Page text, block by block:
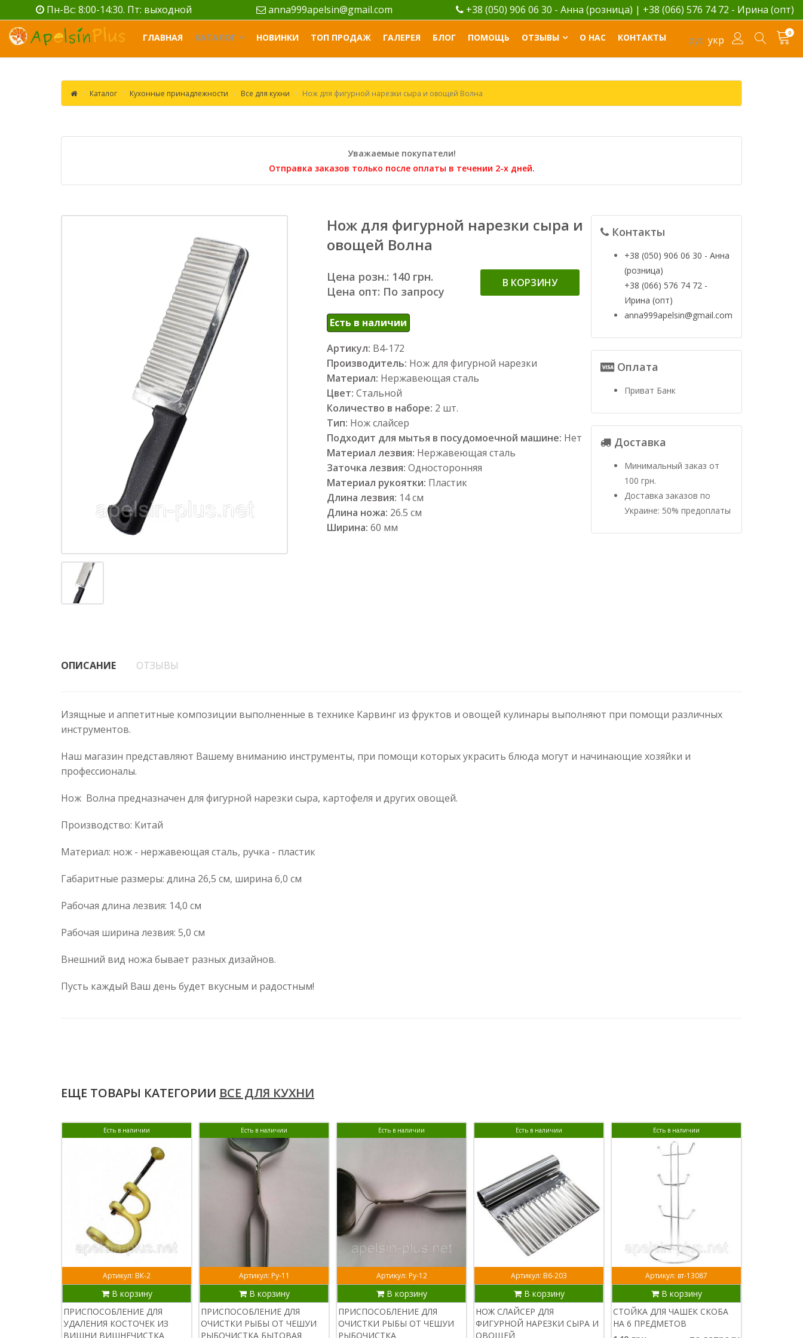
Пн-Вс: 8:00-14:30. Пт: выходной anna999apelsin@gmail.com +38 (050) 906 06 30 - Анна (розница) | +38 (066) 576 74 72 - Ирина (опт)
рус укр
0
ГЛАВНАЯ КАТАЛОГ НОВИНКИ ТОП ПРОДАЖ ГАЛЕРЕЯ БЛОГ ПОМОЩЬ ОТЗЫВЫ О НАС КОНТАКТЫ
Каталог Кухонные принадлежности Все для кухни Нож для фигурной нарезки сыра и овощей Волна
Уважаемые покупатели!
Отправка заказов только после оплаты в течении 2-х дней.
Нож для фигурной нарезки сыра и
овощей Волна
Цена розн.: 140 грн.
Цена опт: По запросу
В КОРЗИНУ
Есть в наличии
Артикул: В4-172
Производитель: Нож для фигурной нарезки
Материал: Нержавеющая сталь
Цвет: Стальной
Количество в наборе: 2 шт.
Тип: Нож слайсер
Подходит для мытья в посудомоечной машине: Нет
Материал лезвия: Нержавеющая сталь
Заточка лезвия: Односторонняя
Материал рукоятки: Пластик
Длина лезвия: 14 см
Длина ножа: 26.5 см
Ширина: 60 мм
Контакты
+38 (050) 906 06 30 - Анна
(розница)
+38 (066) 576 74 72 -
Ирина (опт)
anna999apelsin@gmail.com
Оплата
Приват Банк
Доставка
Минимальный заказ от
100 грн.
Доставка заказов по
Украине: 50% предоплаты
ОПИСАНИЕ ОТЗЫВЫ
Изящные и аппетитные композиции выполненные в технике Карвинг из фруктов и овощей кулинары выполняют при помощи различных
инструментов.
Наш магазин представляют Вашему вниманию инструменты, при помощи которых украсить блюда могут и начинающие хозяйки и
профессионалы.
Нож Волна предназначен для фигурной нарезки сыра, картофеля и других овощей.
Производство: Китай
Материал: нож - нержавеющая сталь, ручка - пластик
Габаритные размеры: длина 26,5 см, ширина 6,0 см
Рабочая длина лезвия: 14,0 см
Рабочая ширина лезвия: 5,0 см
Внешний вид ножа бывает разных дизайнов.
Пусть каждый Ваш день будет вкусным и радостным!
ЕЩЕ ТОВАРЫ КАТЕГОРИИ ВСЕ ДЛЯ КУХНИ
Есть в наличии
Артикул: ВК-2
В корзину
ПРИСПОСОБЛЕНИЕ ДЛЯ
УДАЛЕНИЯ КОСТОЧЕК ИЗ
ВИШНИ ВИШНЕЧИСТКА
Есть в наличии
Артикул: Ру-11
В корзину
ПРИСПОСОБЛЕНИЕ ДЛЯ
ОЧИСТКИ РЫБЫ ОТ ЧЕШУИ
РЫБОЧИСТКА БЫТОВАЯ
Есть в наличии
Артикул: Ру-12
В корзину
ПРИСПОСОБЛЕНИЕ ДЛЯ
ОЧИСТКИ РЫБЫ ОТ ЧЕШУИ
РЫБОЧИСТКА
Есть в наличии
Артикул: В6-203
В корзину
НОЖ СЛАЙСЕР ДЛЯ
ФИГУРНОЙ НАРЕЗКИ СЫРА И
ОВОЩЕЙ
Есть в наличии
Артикул: вт-13087
В корзину
СТОЙКА ДЛЯ ЧАШЕК СКОБА
НА 6 ПРЕДМЕТОВ